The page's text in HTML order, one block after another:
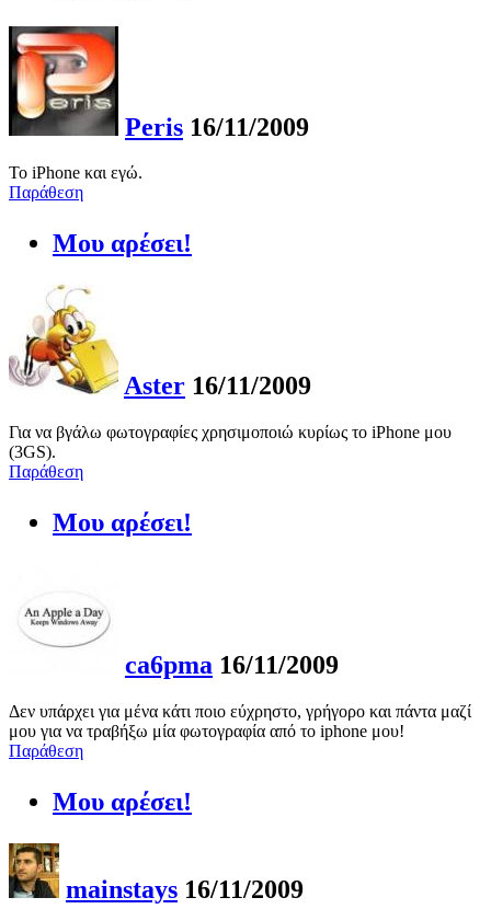
Peris 16/11/2009
Το iPhone και εγώ.
Παράθεση
Μου αρέσει!
Aster 16/11/2009
Για να βγάλω φωτογραφίες χρησιμοποιώ κυρίως το iPhone μου
(3GS).
Παράθεση
Μου αρέσει!
ca6pma 16/11/2009
Δεν υπάρχει για μένα κάτι ποιο εύχρηστο, γρήγορο και πάντα μαζί
μου για να τραβήξω μία φωτογραφία από το iphone μου!
Παράθεση
Μου αρέσει!
mainstays 16/11/2009